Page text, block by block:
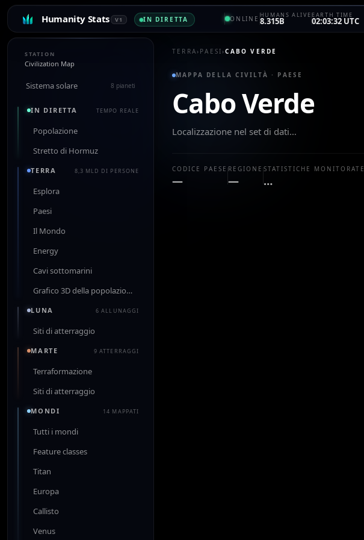
Humanity Stats V1 IN DIRETTA ONLINE HUMANS ALIVE
8.315B
EARTH TIME
02:03:32 UTC
STATION
Civilization Map
Sistema solare 8 pianeti
IN DIRETTA TEMPO REALE
Popolazione
Stretto di Hormuz
TERRA 8,3 MLD DI PERSONE
Esplora
Paesi
Il Mondo
Energy
Cavi sottomarini
Grafico 3D della popolazione
LUNA 6 ALLUNAGGI
Siti di atterraggio
MARTE 9 ATTERRAGGI
Terraformazione
Siti di atterraggio
MONDI 14 MAPPATI
Tutti i mondi
Feature classes
Titan
Europa
Callisto
Venus
TERRA› PAESI›CABO VERDE
MAPPA DELLA CIVILTÀ · PAESE
Cabo Verde
Localizzazione nel set di dati…
CODICE PAESE
—
REGIONE
—
STATISTICHE MONITORATE
…